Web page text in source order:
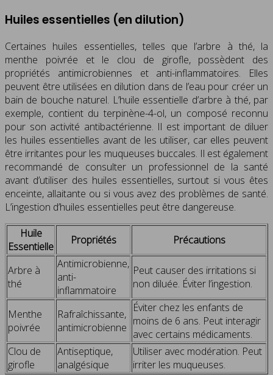
Huiles essentielles (en dilution)
Certaines huiles essentielles, telles que l’arbre à thé, la
menthe poivrée et le clou de girofle, possèdent des
propriétés antimicrobiennes et anti-inflammatoires. Elles
peuvent être utilisées en dilution dans de l’eau pour créer un
bain de bouche naturel. L’huile essentielle d’arbre à thé, par
exemple, contient du terpinène-4-ol, un composé reconnu
pour son activité antibactérienne. Il est important de diluer
les huiles essentielles avant de les utiliser, car elles peuvent
être irritantes pour les muqueuses buccales. Il est également
recommandé de consulter un professionnel de la santé
avant d’utiliser des huiles essentielles, surtout si vous êtes
enceinte, allaitante ou si vous avez des problèmes de santé.
L’ingestion d’huiles essentielles peut être dangereuse.
Huile
Essentielle
Propriétés Précautions
Arbre à
thé
Antimicrobienne,
anti-
inflammatoire
Peut causer des irritations si
non diluée. Éviter l’ingestion.
Menthe
poivrée
Rafraîchissante,
antimicrobienne
Éviter chez les enfants de
moins de 6 ans. Peut interagir
avec certains médicaments.
Clou de
girofle
Antiseptique,
analgésique
Utiliser avec modération. Peut
irriter les muqueuses.